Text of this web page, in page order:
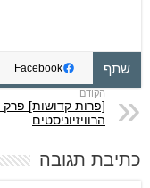
שתף Facebook
הרוויזיוניסטים
כתיבת תגובה